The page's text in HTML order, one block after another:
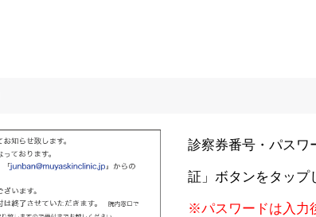
診察券番号・パスワ
証」ボタンをタップ
※パスワードは入力